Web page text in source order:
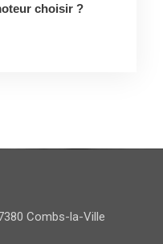
choisir ?
Combs-la-Ville